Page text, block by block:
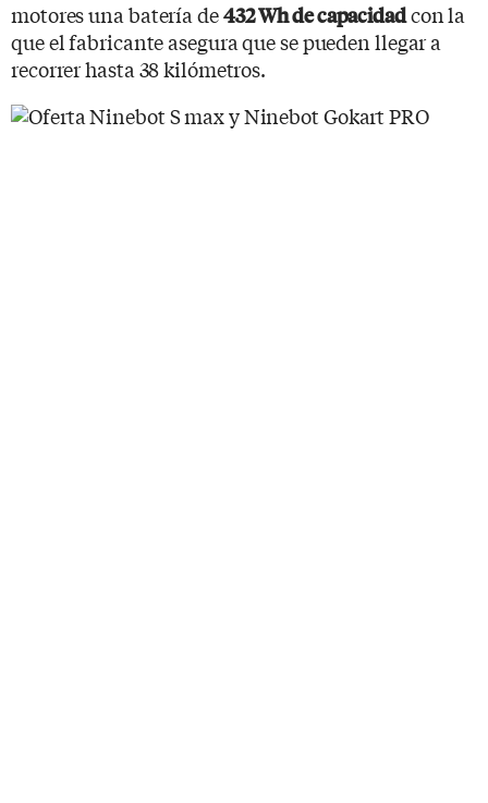
motores una batería de432 Wh de capacidadcon la
que el fabricante asegura que se pueden llegar a
recorrer hasta 38 kilómetros.